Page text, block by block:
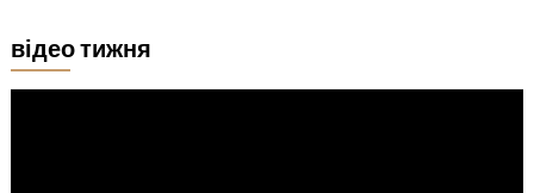
відео тижня